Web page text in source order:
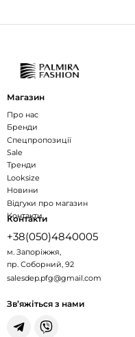
Магазин
Про нас
Бренди
Спецпропозиції
Sale
Тренди
Looksize
Новини
Відгуки про магазин
Контакти
Контакти
+38(050)4840005
м. Запоріжжя,
пр. Соборний, 92
salesdep.pfg@gmail.com
Зв’яжіться з нами